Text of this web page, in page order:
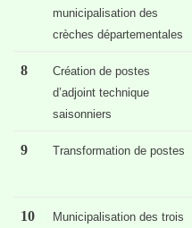
municipalisation des
crèches départementales
8
Création de postes
d’adjoint technique
saisonniers
9 Transformation de postes
10
Municipalisation des trois